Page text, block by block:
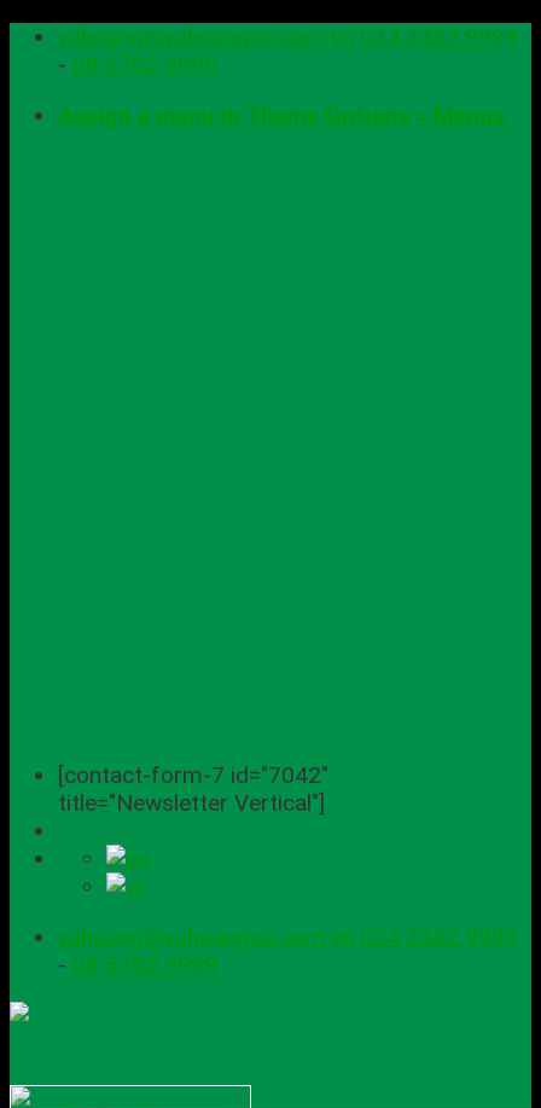
Skip vuhoang@vuhoangco.com.vn 024 3382 9999
- 08 5782 9999
Assign a menu in Theme Options > Menus
[contact-form-7 id="7042"
title="Newsletter Vertical"]
vuhoang@vuhoangco.com.vn 024 3382 9999
- 08 5782 9999